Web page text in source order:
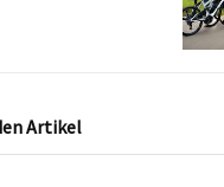
Artikel